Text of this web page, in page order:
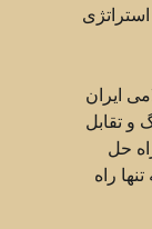
ایران
و تقابل
حل
راه